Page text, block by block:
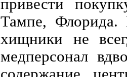
привести
Тампе, Флорида.
хищники не
медперсонал